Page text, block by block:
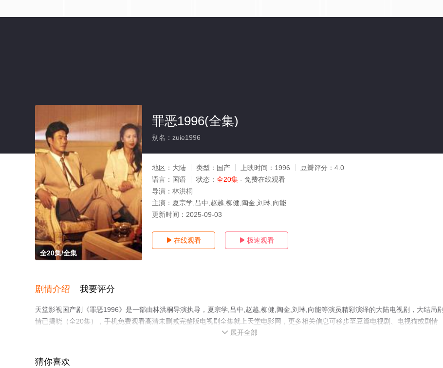
全20集/全集
罪恶1996(全集)
别名：zuie1996
地区： 大陆 类型： 国产 上映时间： 1996 豆瓣评分： 4.0
语言： 国语 状态： 全20集 - 免费在线观看
导演： 林洪桐
主演： 夏宗学,吕中,赵越,柳健,陶金,刘琳,向能
更新时间： 2025-09-03
 在线观看  极速观看
剧情介绍 我要评分
天堂影视国产剧《罪恶1996》是一部由林洪桐导演执导，夏宗学,吕中,赵越,柳健,陶金,刘琳,向能等演员精彩演绎的大陆电视剧，大结局剧
情已揭晓（全20集），手机免费观看高清未删减完整版电视剧全集就上天堂电影网，更多相关信息可移步至豆瓣电视剧、电视猫或剧情
 展开全部
猜你喜欢